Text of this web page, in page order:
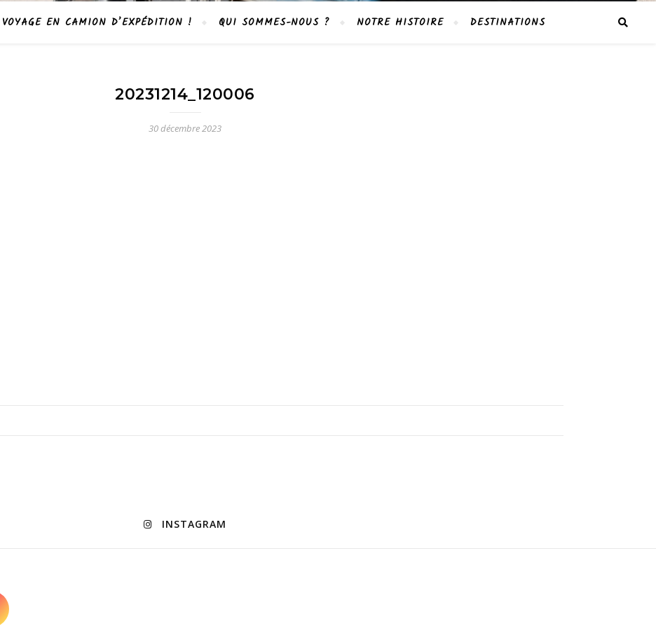
EN CAMION D’EXPÉDITION ! QUI SOMMES-NOUS ? NOTRE HISTOIRE DESTINATIONS
20231214_120006
30 décembre 2023
INSTAGRAM